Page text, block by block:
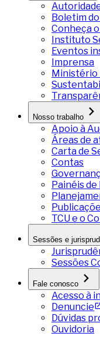
Boletim
Conheça o
Instituto
Eventos
Imprensa
Ministério
Nosso trabalho
Apoio à
Áreas de
Carta de
Contas
Painéis
TCU e o
Sessões e
Sessões
Fale conosco
Acesso à
Denuncie
Dúvidas
Ouvidoria